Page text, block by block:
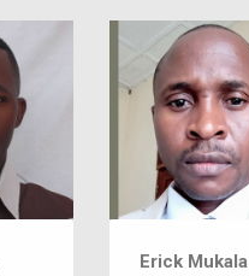
Erick Mukala